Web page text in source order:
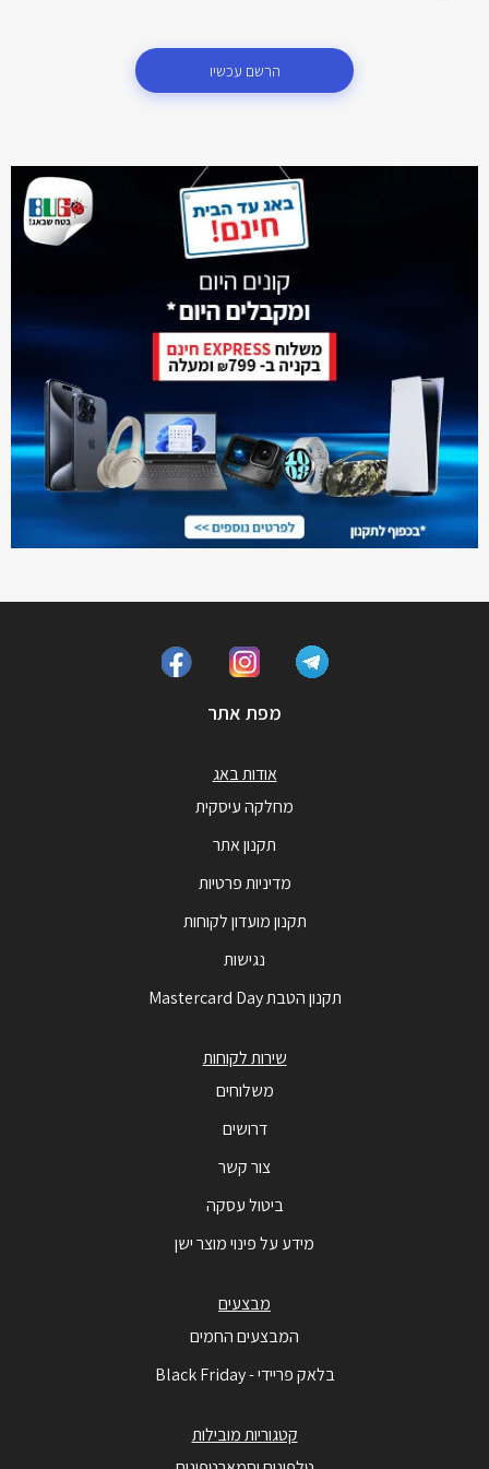
הרשם עכשיו
מפת אתר
אודות באג
מחלקה עיסקית
תקנון אתר
מדיניות פרטיות
תקנון מועדון לקוחות
נגישות
תקנון הטבת Mastercard Day
שירות לקוחות
משלוחים
דרושים
צור קשר
ביטול עסקה
מידע על פינוי מוצר ישן
מבצעים
המבצעים החמים
בלאק פריידי - Black Friday
קטגוריות מובילות